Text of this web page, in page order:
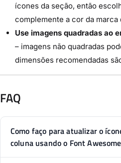
ícones da seção, então
complemente a cor da marca
Use imagens quadradas ao
– imagens não quadradas
dimensões recomendadas
FAQ
Como faço para atualizar o
coluna usando o Font